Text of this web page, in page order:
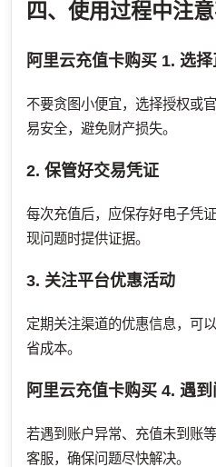
四、使用过程中注
阿里云充值卡购买 1. 选
不要贪图小便宜，选择授权或
易安全，避免财产损失。
2. 保管好交易凭证
每次充值后，应保存好电子凭
现问题时提供证据。
3. 关注平台优惠活动
定期关注渠道的优惠信息，可
省成本。
阿里云充值卡购买 4. 遇
若遇到账户异常、充值未到账
客服，确保问题尽快解决。